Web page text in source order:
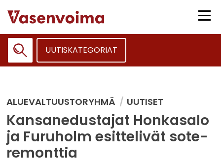
sisältöön
UUTISKATEGORIAT
ALUEVALTUUSTORYHMÄ UUTISET
Kansanedustajat Honkasalo
ja Furuholm esittelivät sote-
remonttia